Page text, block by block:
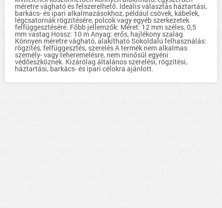
méretre vágható és felszerelhető. Ideális választás háztartási,
barkács- és ipari alkalmazásokhoz, például csövek, kábelek,
légcsatornák rögzítésére, polcok vagy egyéb szerkezetek
felfüggesztésére. Főbb jellemzők: Méret: 12 mm széles, 0,5
mm vastag Hossz: 10 m Anyag: erős, hajlékony szalag
Könnyen méretre vágható, alakítható Sokoldalú felhasználás:
rögzítés, felfüggesztés, szerelés A termék nem alkalmas
személy- vagy teheremelésre, nem minősül egyéni
védőeszköznek. Kizárólag általános szerelési, rögzítési,
háztartási, barkács- és ipari célokra ajánlott.